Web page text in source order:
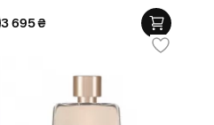
3 695₴